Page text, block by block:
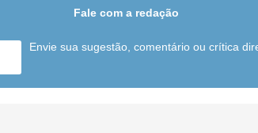
Fale com a redação
Envie sua sugestão, comentário ou crítica